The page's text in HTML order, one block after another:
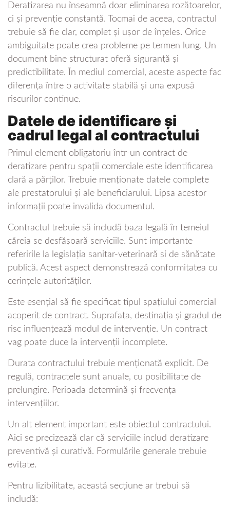
Deratizarea nu înseamnă doar eliminarea rozătoarelor,
ci și prevenție constantă. Tocmai de aceea, contractul
trebuie să fie clar, complet și ușor de înțeles. Orice
ambiguitate poate crea probleme pe termen lung. Un
document bine structurat oferă siguranță și
predictibilitate. În mediul comercial, aceste aspecte fac
diferența între o activitate stabilă și una expusă
riscurilor continue.
Datele de identificare și
cadrul legal al contractului
Primul element obligatoriu într-un contract de
deratizare pentru spații comerciale este identificarea
clară a părților. Trebuie menționate datele complete
ale prestatorului și ale beneficiarului. Lipsa acestor
informații poate invalida documentul.
Contractul trebuie să includă baza legală în temeiul
căreia se desfășoară serviciile. Sunt importante
referirile la legislația sanitar-veterinară și de sănătate
publică. Acest aspect demonstrează conformitatea cu
cerințele autorităților.
Este esențial să fie specificat tipul spațiului comercial
acoperit de contract. Suprafața, destinația și gradul de
risc influențează modul de intervenție. Un contract
vag poate duce la intervenții incomplete.
Durata contractului trebuie menționată explicit. De
regulă, contractele sunt anuale, cu posibilitate de
prelungire. Perioada determină și frecvența
intervențiilor.
Un alt element important este obiectul contractului.
Aici se precizează clar că serviciile includ deratizare
preventivă și curativă. Formulările generale trebuie
evitate.
Pentru lizibilitate, această secțiune ar trebui să
includă: